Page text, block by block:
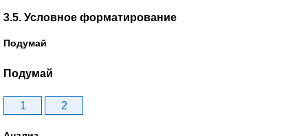
3.5. Условное форматирование
Подумай
Подумай
1 2